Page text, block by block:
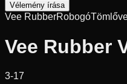
Vélemény írása
Vee RubberRobogó
Vee Rubber
3-17